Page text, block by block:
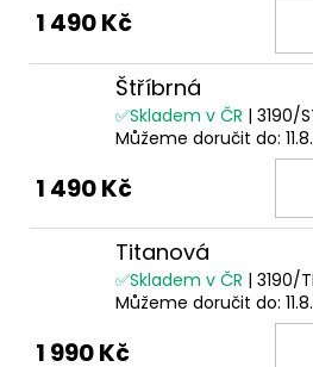
1 490 Kč
Štříbrná
✅Skladem v ČR | 3190/
Můžeme doručit do:
1 490 Kč
Titanová
✅Skladem v ČR | 3190/
Můžeme doručit do:
1 990 Kč